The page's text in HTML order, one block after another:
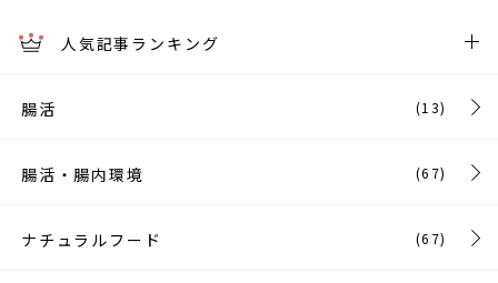
人気記事ランキング
腸活 (13)
腸活・腸内環境 (67)
ナチュラルフード (67)